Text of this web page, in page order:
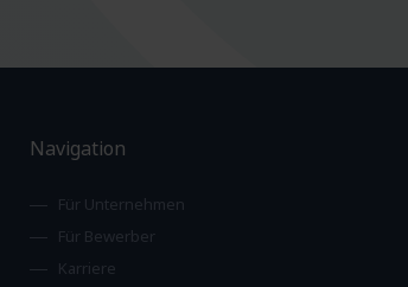
Navigation
Für Unternehmen
Für Bewerber
Karriere